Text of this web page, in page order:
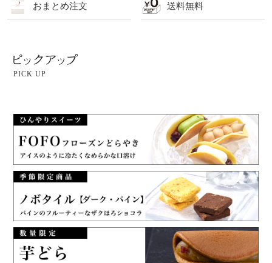
おまとめ注文 送料無料
PICK UP